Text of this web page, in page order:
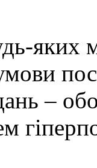
яких
–